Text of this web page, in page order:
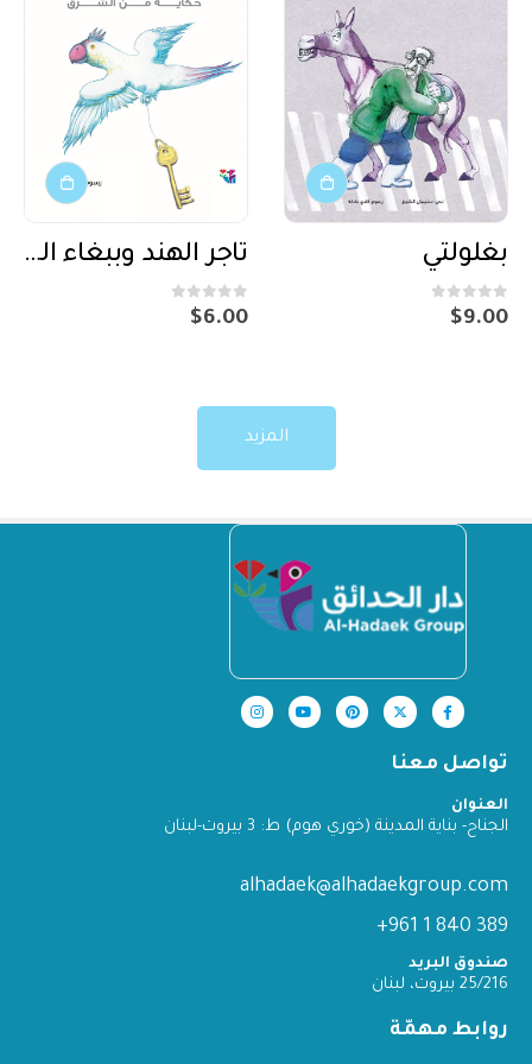
بغلولتي
0
out of 5
$9.00
تاجر الهند وببغاء السند
0
out of 5
$6.00
المزيد
تواصل معنا
العنوان
الجناح- بناية المدينة (خوري هوم) ط: 3 بيروت-لبنان
alhadaek@alhadaekgroup.com
389 840 1 961+
صندوق البريد
25/216 بيروت، لبنان
روابط مهمّة